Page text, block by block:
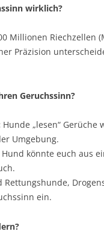
wirklich?
Millionen Riechzellen
Präzision
Geruchssinn?
Hunde „lesen“
Umgebung.
könnte euch aus
Rettungshunde,
ein.